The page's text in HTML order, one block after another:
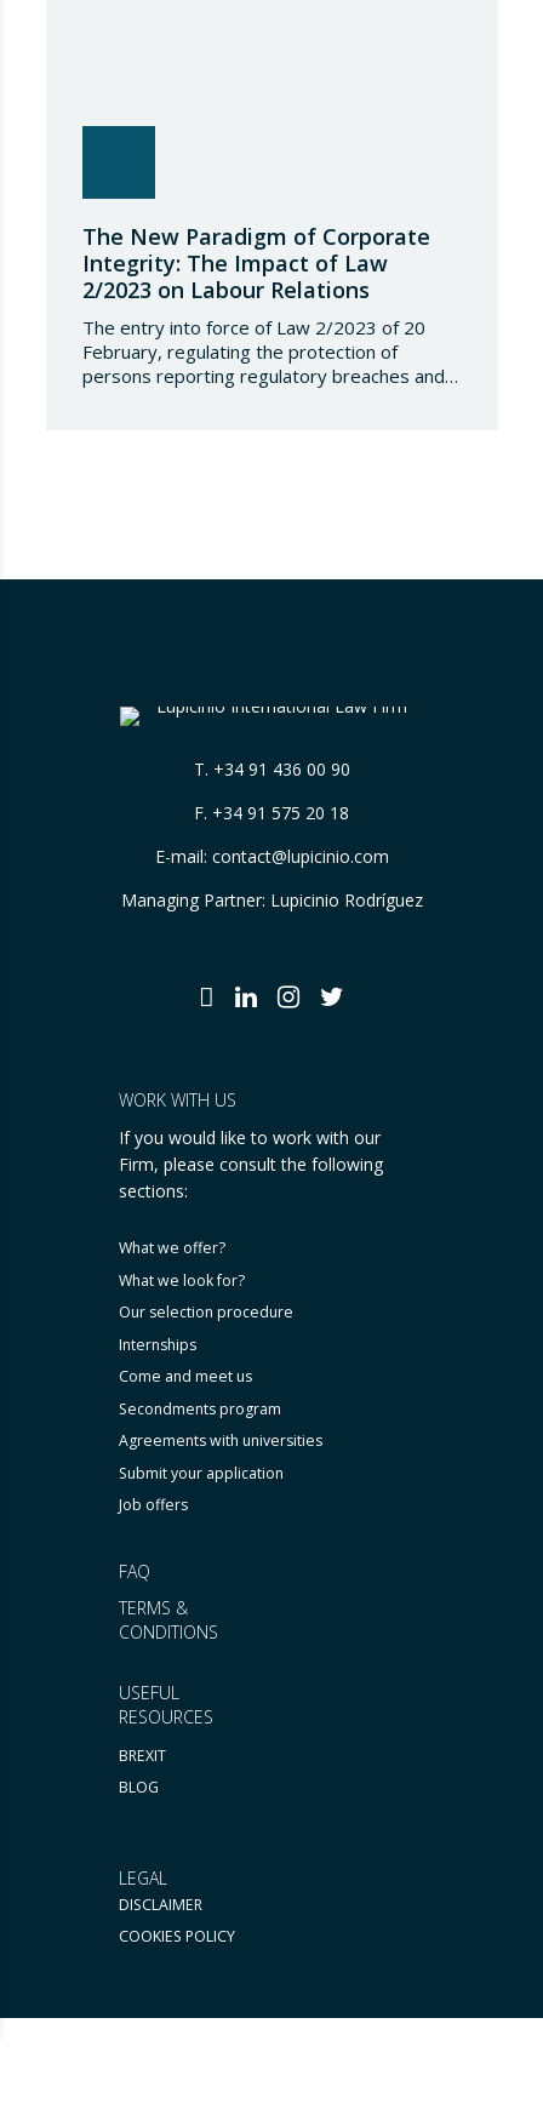
The New Paradigm of Corporate
Integrity: The Impact of Law
2/2023 on Labour Relations
The entry into force of Law 2/2023 of 20
February, regulating the protection of
persons reporting regulatory breaches and
T. +34 91 436 00 90
F. +34 91 575 20 18
E-mail: contact@lupicinio.com
Managing Partner: Lupicinio Rodríguez
USEFUL
RESOURCES
BREXIT
BLOG
FAQ
TERMS &
CONDITIONS
WORK WITH US
If you would like to work with our
Firm, please consult the following
sections:
What we offer?
What we look for?
Our selection procedure
Internships
Come and meet us
Secondments program
Agreements with universities
Submit your application
Job offers
LEGAL
DISCLAIMER
COOKIES POLICY